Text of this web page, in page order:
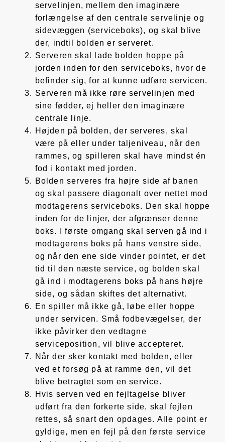
servelinjen, mellem den imaginære
forlængelse af den centrale servelinje og
sidevæggen (serviceboks), og skal blive
der, indtil bolden er serveret.
Serveren skal lade bolden hoppe på
jorden inden for den serviceboks, hvor de
befinder sig, for at kunne udføre servicen.
Serveren må ikke røre servelinjen med
sine fødder, ej heller den imaginære
centrale linje.
Højden på bolden, der serveres, skal
være på eller under taljeniveau, når den
rammes, og spilleren skal have mindst én
fod i kontakt med jorden.
Bolden serveres fra højre side af banen
og skal passere diagonalt over nettet mod
modtagerens serviceboks. Den skal hoppe
inden for de linjer, der afgrænser denne
boks. I første omgang skal serven gå ind i
modtagerens boks på hans venstre side,
og når den ene side vinder pointet, er det
tid til den næste service, og bolden skal
gå ind i modtagerens boks på hans højre
side, og sådan skiftes det alternativt.
En spiller må ikke gå, løbe eller hoppe
under servicen. Små fodbevægelser, der
ikke påvirker den vedtagne
serviceposition, vil blive accepteret.
Når der sker kontakt med bolden, eller
ved et forsøg på at ramme den, vil det
blive betragtet som en service.
Hvis serven ved en fejltagelse bliver
udført fra den forkerte side, skal fejlen
rettes, så snart den opdages. Alle point er
gyldige, men en fejl på den første service